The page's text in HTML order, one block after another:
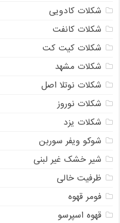
شکلات کادویی
شکلات کانفت
شکلات کیت کت
شکلات مشهد
شکلات نوتلا اصل
شکلات نوروز
شکلات یزد
شوکو ویفر سوربن
شیر خشک غیر لبنی
ظرفیت خالی
فومر قهوه
قهوه اسپرسو